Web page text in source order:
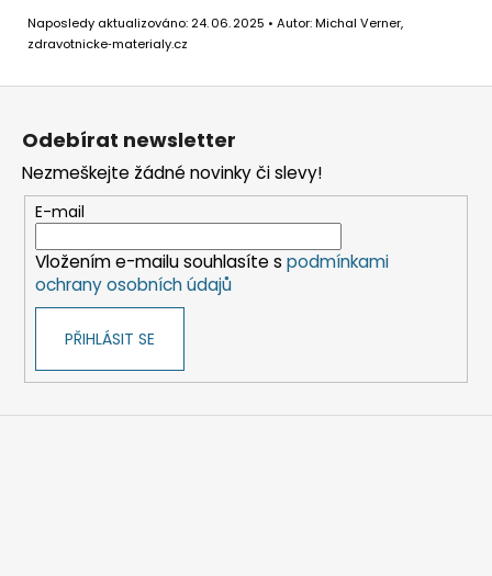
Naposledy aktualizováno: 24. 06. 2025 • Autor: Michal Verner,
zdravotnicke‑materialy.cz
Z
Odebírat newsletter
Nezmeškejte žádné novinky či slevy!
E-mail
Vložením e-mailu souhlasíte s podmínkami
ochrany osobních údajů
PŘIHLÁSIT SE